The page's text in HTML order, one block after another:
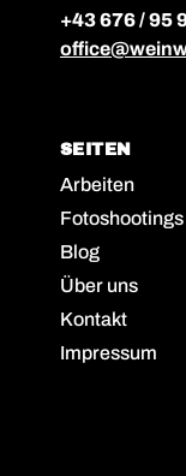
+43 676 / 95
SEITEN
Arbeiten
Fotoshootings
Blog
Über uns
Kontakt
Impressum